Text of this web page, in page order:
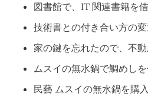
図書館で、IT 関連書籍を
技術書との付き合い方の
家の鍵を忘れたので、不
ムスイの無水鍋で鯛めし
民藝 ムスイの無水鍋を購